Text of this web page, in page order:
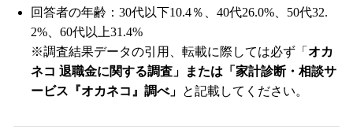
回答者の年齢：30代以下10.4％、40代26.0%、50代32.
2%、60代以上31.4%
※調査結果データの引用、転載に際しては必ず「 オカ
ネコ 退職金に関する調査」または「家計診断・相談サ
ービス『オカネコ』調べ」 と記載してください。